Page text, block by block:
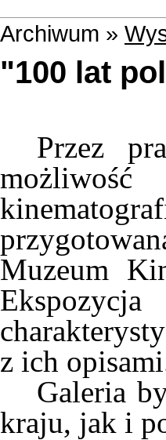
Archiwum »
"100 lat
Przez
możliwość
Muzeum
z ich
Galeria
kraju, jak i